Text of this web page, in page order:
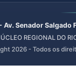
Av. Senador
REGIONAL DO
2026 - Todos os